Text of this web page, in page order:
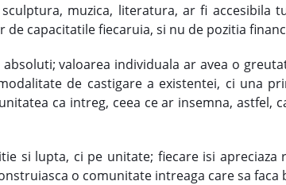
muzica, literatura, ar fi accesibila
capacitatile fiecaruia, si nu de pozitia
valoarea individuala ar avea o
de castigare a existentei, ci una
ca intreg, ceea ce ar insemna, astfel,
si lupta, ci pe unitate; fiecare isi
o comunitate intreaga care sa faca